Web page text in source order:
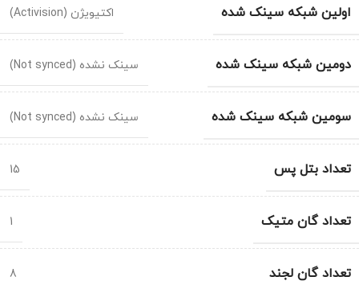
اولین شبکه سینک شده اکتیویژن (Activision)
دومین شبکه سینک شده سینک نشده (Not synced)
سومین شبکه سینک شده سینک نشده (Not synced)
تعداد بتل پس 15
تعداد گان متیک 1
تعداد گان لجند 8